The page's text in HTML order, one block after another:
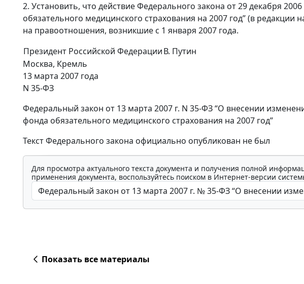
2. Установить, что действие Федерального закона от 29 декабря
обязательного медицинского страхования на 2007 год” (в
на правоотношения, возникшие с 1 января 2007 года.
Президент Российской ФедерацииВ. Путин
Москва, Кремль
13 марта 2007 года
N 35-ФЗ
Федеральный закон от 13 марта 2007 г. N 35-ФЗ “О внесении
фонда обязательного медицинского страхования на 2007 год”
Текст Федерального закона официально опубликован не был
Для просмотра актуального текста документа и получения полной
применения документа, воспользуйтесь поиском в Интернет-версии
Показать все материалы